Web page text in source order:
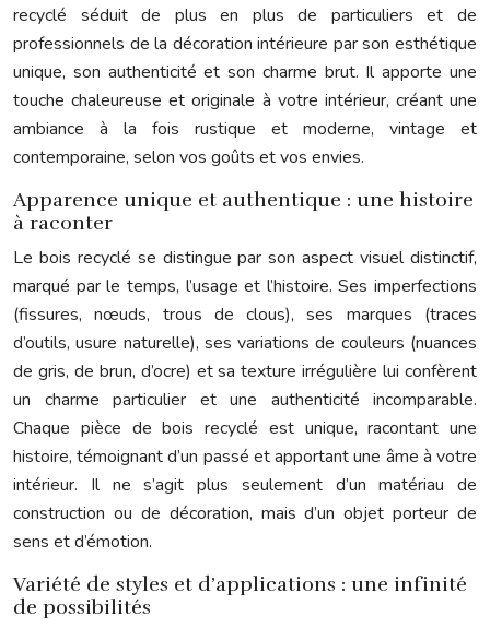
recyclé séduit de plus en plus de particuliers et de
professionnels de la décoration intérieure par son esthétique
unique, son authenticité et son charme brut. Il apporte une
touche chaleureuse et originale à votre intérieur, créant une
ambiance à la fois rustique et moderne, vintage et
contemporaine, selon vos goûts et vos envies.
Apparence unique et authentique : une histoire
à raconter
Le bois recyclé se distingue par son aspect visuel distinctif,
marqué par le temps, l’usage et l’histoire. Ses imperfections
(fissures, nœuds, trous de clous), ses marques (traces
d’outils, usure naturelle), ses variations de couleurs (nuances
de gris, de brun, d’ocre) et sa texture irrégulière lui confèrent
un charme particulier et une authenticité incomparable.
Chaque pièce de bois recyclé est unique, racontant une
histoire, témoignant d’un passé et apportant une âme à votre
intérieur. Il ne s’agit plus seulement d’un matériau de
construction ou de décoration, mais d’un objet porteur de
sens et d’émotion.
Variété de styles et d’applications : une infinité
de possibilités